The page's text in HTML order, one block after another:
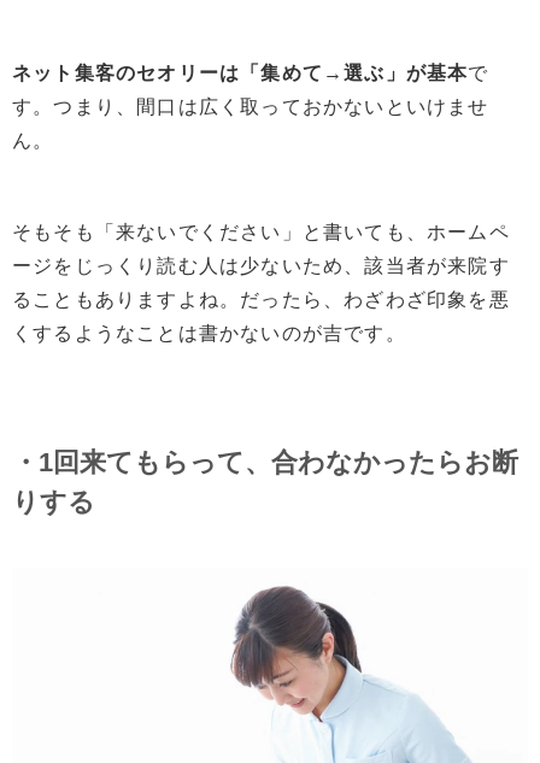
ネット集客のセオリーは「集めて→選ぶ」が基本で
す。つまり、間口は広く取っておかないといけませ
ん。
そもそも「来ないでください」と書いても、ホームペ
ージをじっくり読む人は少ないため、該当者が来院す
ることもありますよね。だったら、わざわざ印象を悪
くするようなことは書かないのが吉です。
・1回来てもらって、合わなかったらお断
りする